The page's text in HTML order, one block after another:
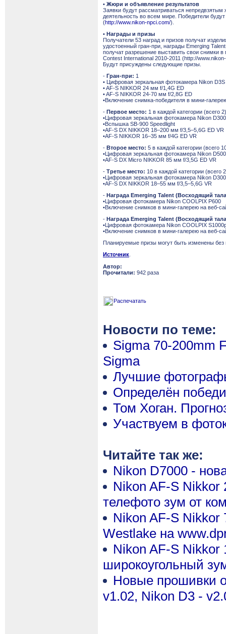
• Жюри и объявление результатов
Заявки будут рассматриваться
деятельность во всем мире. Победители
(http://www.nikon-npci.com/).
• Награды и призы
Получатели 53 наград и призов получат
удостоенный гран-при, награды Emerging
получат разрешение выставить свои снимки
Contest International 2010-2011 (http://
Будут присуждены следующие призы.
- Гран-при: 1
• Цифровая зеркальная фотокамера Nikon D3S
• AF-S NIKKOR 24 мм f/1,4G ED
• AF-S NIKKOR 24-70 мм f/2,8G ED
•Включение снимка-победителя в мини-
- Первое место: 1 в каждой категории (всего 2)
•Цифровая зеркальная фотокамера Nikon
•Вспышка SB-900 Speedlight
•AF-S DX NIKKOR 18–200 мм f/3,5–5,6G ED VR
•AF-S NIKKOR 16–35 мм f/4G ED VR
- Второе место: 5 в каждой категории (всего
•Цифровая зеркальная фотокамера Nikon
•AF-S DX Micro NIKKOR 85 мм f/3,5G ED VR
- Третье место: 10 в каждой категории (всего
•Цифровая зеркальная фотокамера Nikon
•AF-S DX NIKKOR 18–55 мм f/3,5–5,6G VR
- Награда Emerging Talent (Восходящий
•Цифровая фотокамера Nikon COOLPIX P600
•Включение снимков в мини-галерею на веб-
- Награда Emerging Talent (Восходящий
•Цифровая фотокамера Nikon COOLPIX
•Включение снимков в мини-галерею на веб-
Планируемые призы могут быть изменены без
Источник
Автор:
Прочитали: 942 раза
Распечатать
Новости по теме:
Sigma 70-200mm
Sigma
Лучшие
Определён
Том Хоган.
Участвуем в
Читайте так же:
Nikon D7000 -
Nikon AF-S Nikkor
телефото зум от
Nikon AF-S Nikkor
Westlake на
Nikon AF-S
широкоугольный
Новые прошивки
v1.02, Nikon D3 -